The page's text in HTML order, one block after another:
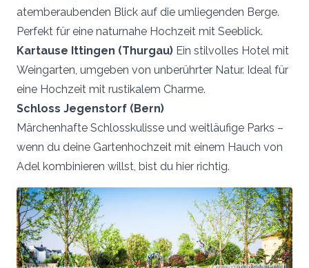
atemberaubenden Blick auf die umliegenden Berge.
Perfekt für eine naturnahe Hochzeit mit Seeblick.
Kartause Ittingen (Thurgau) Ein stilvolles Hotel mit
Weingarten, umgeben von unberührter Natur. Ideal für
eine Hochzeit mit rustikalem Charme.
Schloss Jegenstorf (Bern)
Märchenhafte Schlosskulisse und weitläufige Parks –
wenn du deine Gartenhochzeit mit einem Hauch von
Adel kombinieren willst, bist du hier richtig.